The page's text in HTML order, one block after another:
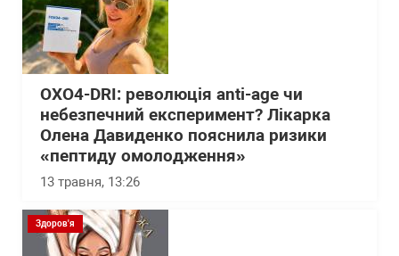
OXO4-DRI: революція anti-age чи
небезпечний експеримент? Лікарка
Олена Давиденко пояснила ризики
«пептиду омолодження»
13 травня, 13:26
Здоров'я